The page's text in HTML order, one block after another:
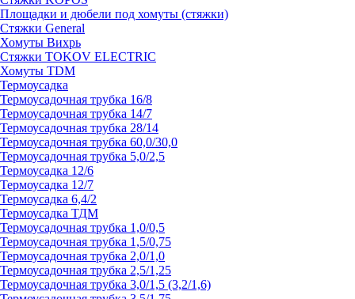
Площадки и дюбели под хомуты (стяжки)
Стяжки General
Хомуты Вихрь
Стяжки TOKOV ELECTRIC
Хомуты TDM
Термоусадка
Термоусадочная трубка 16/8
Термоусадочная трубка 14/7
Термоусадочная трубка 28/14
Термоусадочная трубка 60,0/30,0
Термоусадочная трубка 5,0/2,5
Термоусадка 12/6
Термоусадка 12/7
Термоусадка 6,4/2
Термоусадка ТДМ
Термоусадочная трубка 1,0/0,5
Термоусадочная трубка 1,5/0,75
Термоусадочная трубка 2,0/1,0
Термоусадочная трубка 2,5/1,25
Термоусадочная трубка 3,0/1,5 (3,2/1,6)